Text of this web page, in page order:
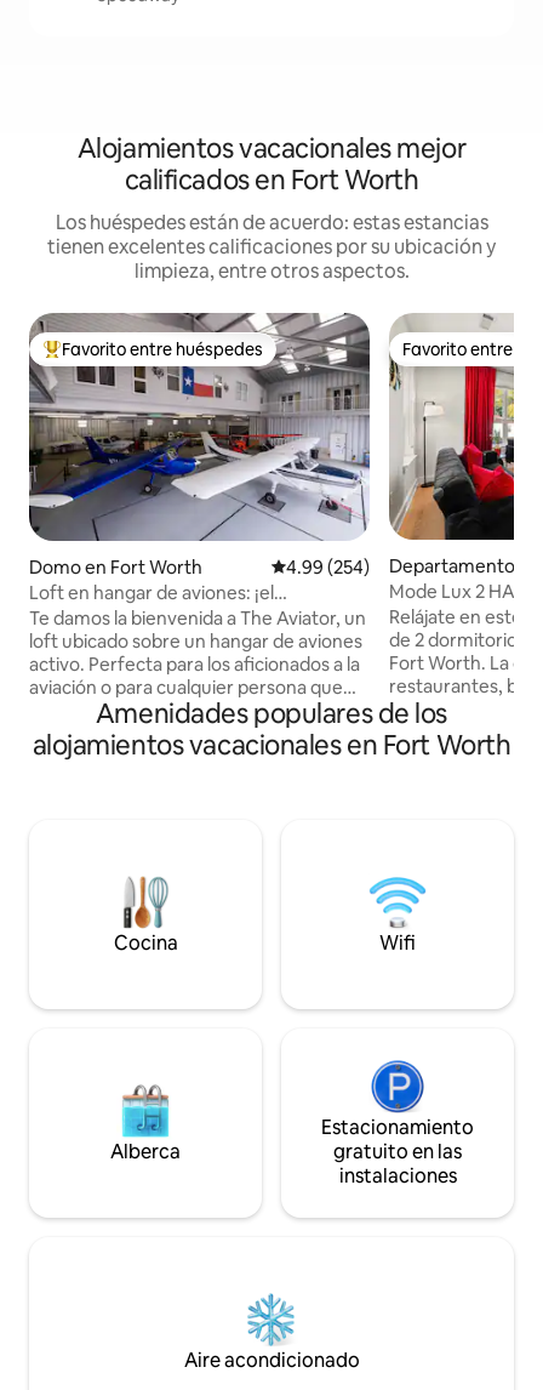
Alojamientos vacacionales mejor
calificados en Fort Worth
Los huéspedes están de acuerdo: estas estancias
tienen excelentes calificaciones por su ubicación y
limpieza, entre otros aspectos.
De los mejores en Favorito entre huéspedes
Favorito entre huéspedes
Domo en Fort Worth Calificación promedio: 4.99 de
4.99 (254)
Loft en hangar de aviones: ¡el
alojamiento más genial en Fort Worth!
Te damos la bienvenida a The Aviator, un
loft ubicado sobre un hangar de aviones
activo. Perfecta para los aficionados a la
aviación o para cualquier persona que
busque una estadía única, esta
residencia privada de 362 metros
cuadrados ofrece espacio, comodidad y
✔ Sala de estar y comedor de concepto
abierto (asientos para 14 personas). ✔
Mesa de billar, futbolín, hockey de aire y
ping pong ✔ Balcón con vista a los
ninguna otra
Favorito entre
Favorito entre
Departamento
h
Mode Lux 2 HAB -
Relájate en este
de 2 dormitorios
Fort Worth. La
restaurantes,
comerciales,
atracciones
por la región de
✔ Tres
de 55 pulgadas ✔
de✔ alta
Amenidades populares de los
alojamientos vacacionales en Fort Worth
Cocina Wifi
Alberca
Estacionamiento
gratuito en las
instalaciones
Aire acondicionado